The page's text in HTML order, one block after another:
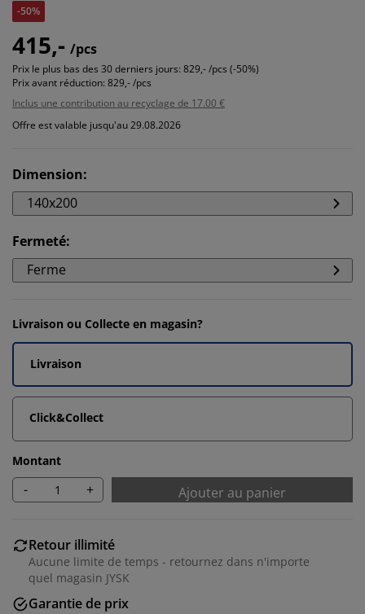
-50%
415,- /pcs
Prix le plus bas des 30 derniers jours: 829,- /pcs (-50%)
Prix avant réduction: 829,- /pcs
Inclus une contribution au recyclage de 17.00 €
Offre est valable jusqu'au 29.08.2026
Dimension:
140x200
Fermeté:
Ferme
Livraison ou Collecte en magasin?
Livraison
Click&Collect
Montant
- + Ajouter au panier
Retour illimité
Aucune limite de temps - retournez dans n'importe
quel magasin JYSK
Garantie de prix